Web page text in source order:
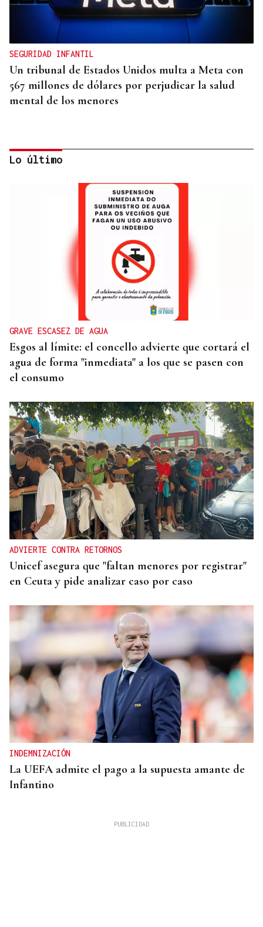
SEGURIDAD INFANTIL
Un tribunal de Estados Unidos multa a Meta con
567 millones de dólares por perjudicar la salud
mental de los menores
GUATEMALA Y HONDURAS, ALIADOS
Trump prepara una nueva fuerza militar para
coordinar operaciones contra los cárteles en
Hispanoamérica
Lo último
GRAVE ESCASEZ DE AGUA
Esgos al límite: el concello advierte que cortará el
agua de forma "inmediata" a los que se pasen con
el consumo
ADVIERTE CONTRA RETORNOS
Unicef asegura que "faltan menores por registrar"
en Ceuta y pide analizar caso por caso
INDEMNIZACIÓN
La UEFA admite el pago a la supuesta amante de
Infantino